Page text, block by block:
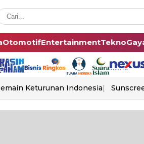
OtomotifEntertainmentTekno
Keturunan Indonesia